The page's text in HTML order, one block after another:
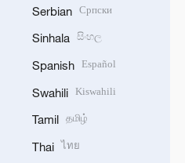
Serbian Српски
Sinhala සිංහල
Spanish Español
Swahili Kiswahili
Tamil தமிழ்
Thai ไทย